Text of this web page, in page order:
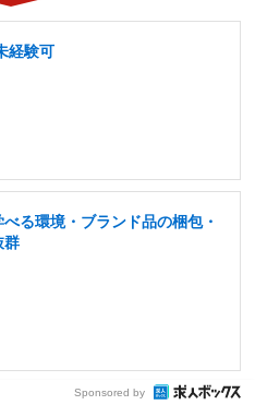
経験可
る環境・ブランド品の梱包・
群
Sponsored by